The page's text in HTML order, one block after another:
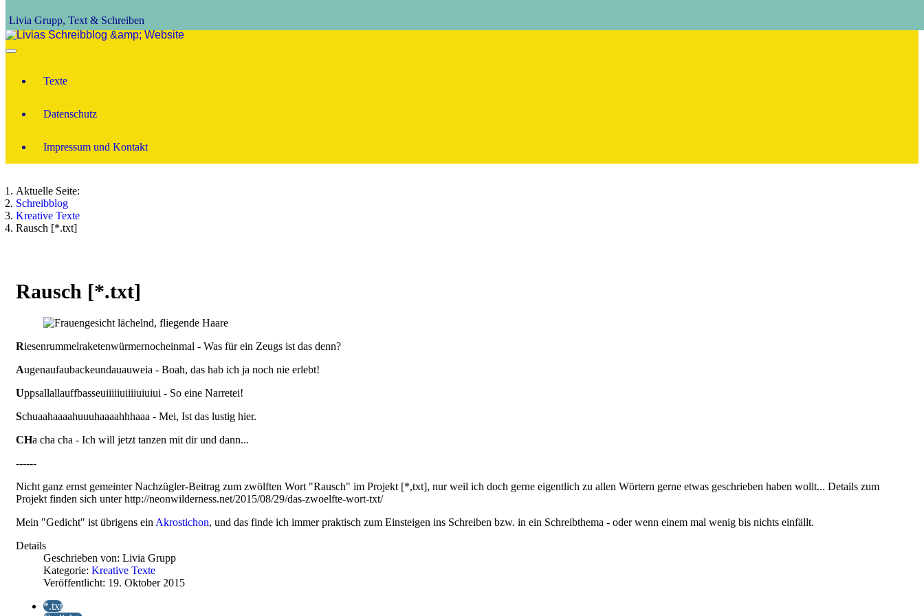
Texte
Datenschutz
Impressum und Kontakt
Livia Grupp, Text & Schreiben
Aktuelle Seite:
Schreibblog
Kreative Texte
Rausch [*.txt]
Rausch [*.txt]
Riesenrummelraketenwürmernocheinmal - Was für ein Zeugs ist das denn?
Augenaufaubackeundauauweia - Boah, das hab ich ja noch nie erlebt!
Uppsallallauffbasseuiiiiiuiiiiuiuiui - So eine Narretei!
Schuaahaaaahuuuhaaaahhhaaa - Mei, Ist das lustig hier.
CHa cha cha - Ich will jetzt tanzen mit dir und dann...
------
Nicht ganz ernst gemeinter Nachzügler-Beitrag zum zwölften Wort "Rausch" im Projekt [*,txt], nur weil ich doch gerne eigentlich zu allen Wörtern gerne etwas geschrieben haben wollt... Details zum
Projekt finden sich unterhttp://neonwilderness.net/2015/08/29/das-zwoelfte-wort-txt/
Mein "Gedicht" ist übrigens ein Akrostichon, und das finde ich immer praktisch zum Einsteigen ins Schreiben bzw. in ein Schreibthema - oder wenn einem mal wenig bis nichts einfällt.
Details
Geschrieben von: Livia Grupp
Kategorie: Kreative Texte
Veröffentlicht: 19. Oktober 2015
*.txt